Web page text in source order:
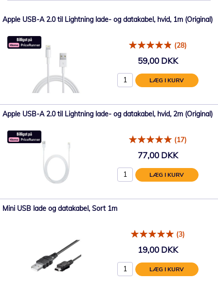
Apple USB-A 2.0 til Lightning lade- og datakabel, hvid, 1m (Original)
(28)
59,00 DKK
LÆG I KURV
Apple USB-A 2.0 til Lightning lade- og datakabel, hvid, 2m (Original)
(17)
77,00 DKK
LÆG I KURV
Mini USB lade og datakabel, Sort 1m
(3)
19,00 DKK
LÆG I KURV